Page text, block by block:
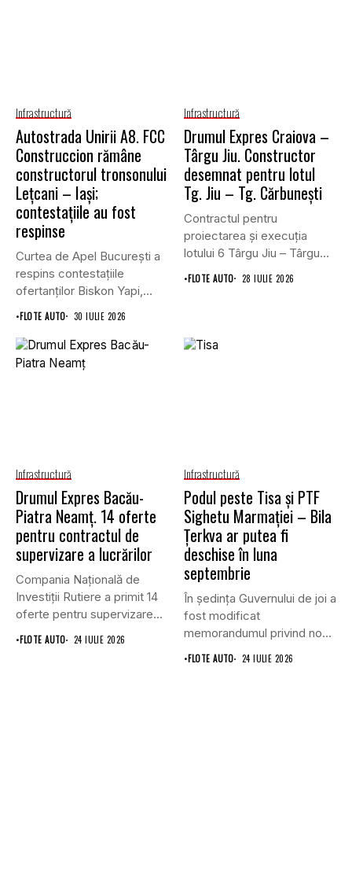
Infrastructură
Autostrada Unirii A8. FCC
Construccion rămâne
constructorul tronsonului
Lețcani – Iași;
contestațiile au fost
respinse
Curtea de Apel București a
respins contestațiile
ofertanților Biskon Yapi,
Straco și...
•FLOTE AUTO 30 IULIE 2026
Infrastructură
Drumul Expres Craiova –
Târgu Jiu. Constructor
desemnat pentru lotul
Tg. Jiu – Tg. Cărbunești
Contractul pentru
proiectarea și execuția
lotului 6 Târgu Jiu – Târgu
Cărbunești,...
•FLOTE AUTO 28 IULIE 2026
Infrastructură
Drumul Expres Bacău-
Piatra Neamț. 14 oferte
pentru contractul de
supervizare a lucrărilor
Compania Națională de
Investiții Rutiere a primit 14
oferte pentru supervizarea
lucrărilor...
•FLOTE AUTO 24 IULIE 2026
Infrastructură
Podul peste Tisa și PTF
Sighetu Marmației – Bila
Țerkva ar putea fi
deschise în luna
septembrie
În ședința Guvernului de joi a
fost modificat
memorandumul privind noul
punct...
•FLOTE AUTO 24 IULIE 2026